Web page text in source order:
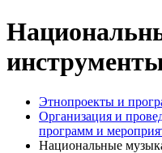
Этнопроекты и
Организация и
программ и
Национальные